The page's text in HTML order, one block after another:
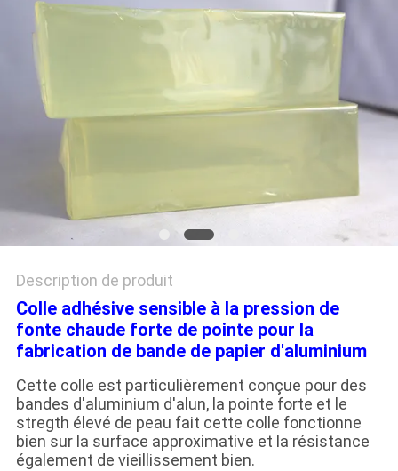
SITE
POLITIQUE
CONFIDENTIALITÉ
Description de produit
Colle adhésive sensible à la pression de
fonte chaude forte de pointe pour la
fabrication de bande de papier d'aluminium
Cette colle est particulièrement conçue pour des
bandes d'aluminium d'alun, la pointe forte et le
stregth élevé de peau fait cette colle fonctionne
bien sur la surface approximative et la résistance
également de vieillissement bien.